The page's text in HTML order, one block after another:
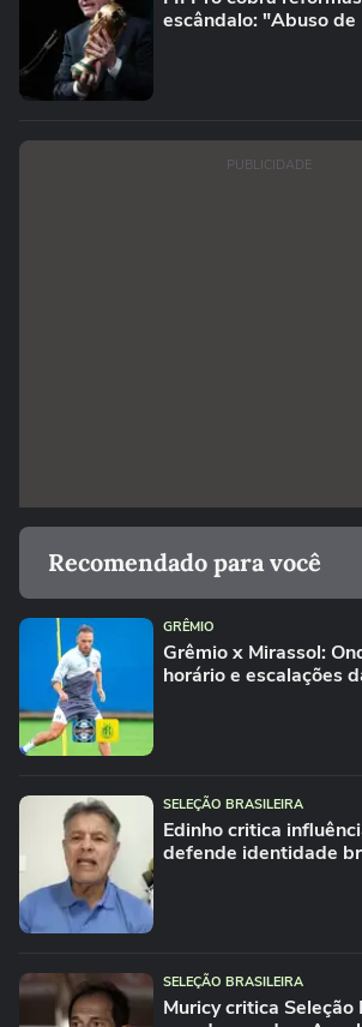
escândalo: "Abuso
PUBLICIDADE
Recomendado para você
GRÊMIO
Grêmio x Mirassol:
horário e escalações
SELEÇÃO BRASILEIRA
Edinho critica
defende identidade
SELEÇÃO BRASILEIRA
Muricy critica Seleção